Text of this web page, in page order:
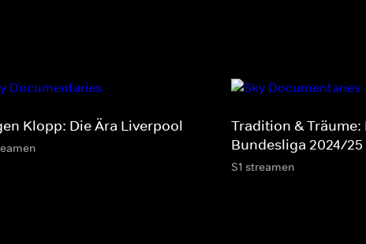
Klopp: Die Ära Liverpool
Tradition & Träume:
Bundesliga 2024/25
S1 streamen